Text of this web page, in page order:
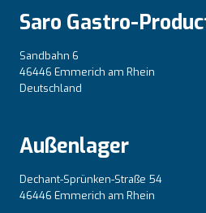
Saro Gastro-
Sandbahn 6
46446 Emmerich am Rhein
Deutschland
Außenlager
Dechant-Sprünken-Straße 54
46446 Emmerich am Rhein